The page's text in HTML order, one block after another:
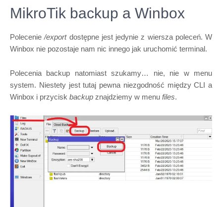
MikroTik backup a Winbox
Polecenie/exportdostępne jest jedynie z wiersza poleceń. W
Winbox nie pozostaje nam nic innego jak uruchomić terminal.
Polecenia backup natomiast szukamy… nie, nie w menu
system. Niestety jest tutaj pewna niezgodność między CLI a
Winbox i przycisk backup znajdziemy w menu files.